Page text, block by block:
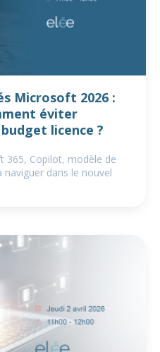
Microsoft 2026 :
éviter
licence ?
365, Copilot, modèle de
dans le nouvel